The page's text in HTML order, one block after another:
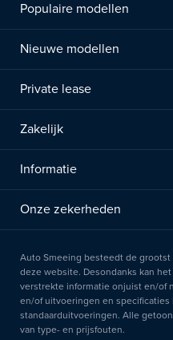
Populaire modellen
Nieuwe modellen
Private lease
Zakelijk
Informatie
Onze zekerheden
Auto Smeeing besteedt de
deze website. Desondanks kan
verstrekte informatie onjuist en/of
en/of uitvoeringen en specificaties
standaarduitvoeringen. Alle
van type- en prijsfouten.